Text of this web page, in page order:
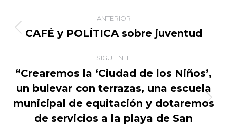
Navegación
entre
publicaciones
ANTERIOR
Publicación
CAFÉ y POLÍTICA sobre juventud
SIGUIENTE
Publicación
siguiente:
“Crearemos la ‘Ciudad de los Niños’,
un bulevar con terrazas, una escuela
municipal de equitación y dotaremos
de servicios a la playa de San